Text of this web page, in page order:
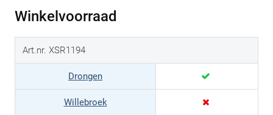
Winkelvoorraad
Art.nr. XSR1194
Drongen
Willebroek